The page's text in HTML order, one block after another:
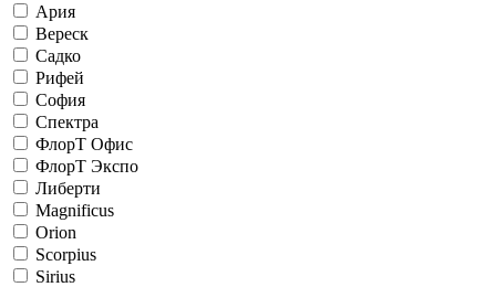
Ария
Вереск
Садко
Рифей
София
Спектра
ФлорТ Офис
ФлорТ Экспо
Либерти
Magnificus
Orion
Scorpius
Sirius